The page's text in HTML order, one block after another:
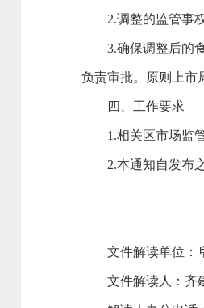
2.调整的监管事权
3.确保调整后的食
负责审批。原则上市
四、工作要求
1.相关区市场监管
2.本通知自发布之
文件解读单位：阜
文件解读人：齐